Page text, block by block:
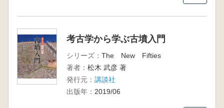
考古学から学ぶ古墳入門
シリーズ： The New Fifties
著者： 松木 武彦 著
発行元： 講談社
出版年： 2019/06